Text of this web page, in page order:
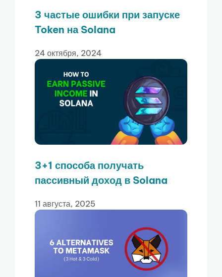
3 частые ошибки при запуске
Token на Solana
24 октября, 2024
3+1 способа получать
пассивный доход в Solana
11 августа, 2025